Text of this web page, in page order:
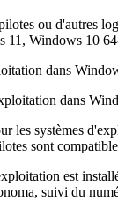
ou d'autres
Windows 10
dans
les systèmes
sont
est
suivi du